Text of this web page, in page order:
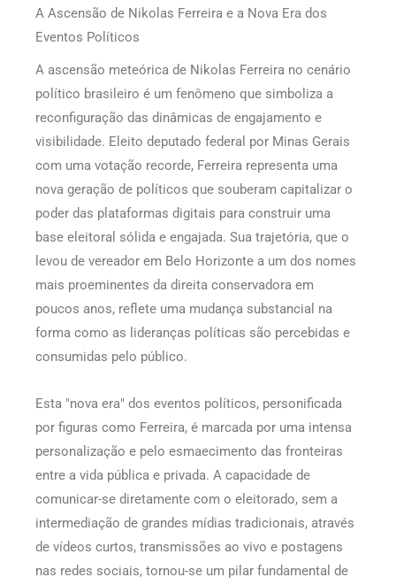
A Ascensão de Nikolas Ferreira e a Nova Era dos
Eventos Políticos
A ascensão meteórica de Nikolas Ferreira no cenário
político brasileiro é um fenômeno que simboliza a
reconfiguração das dinâmicas de engajamento e
visibilidade. Eleito deputado federal por Minas Gerais
com uma votação recorde, Ferreira representa uma
nova geração de políticos que souberam capitalizar o
poder das plataformas digitais para construir uma
base eleitoral sólida e engajada. Sua trajetória, que o
levou de vereador em Belo Horizonte a um dos nomes
mais proeminentes da direita conservadora em
poucos anos, reflete uma mudança substancial na
forma como as lideranças políticas são percebidas e
consumidas pelo público.
Esta "nova era" dos eventos políticos, personificada
por figuras como Ferreira, é marcada por uma intensa
personalização e pelo esmaecimento das fronteiras
entre a vida pública e privada. A capacidade de
comunicar-se diretamente com o eleitorado, sem a
intermediação de grandes mídias tradicionais, através
de vídeos curtos, transmissões ao vivo e postagens
nas redes sociais, tornou-se um pilar fundamental de